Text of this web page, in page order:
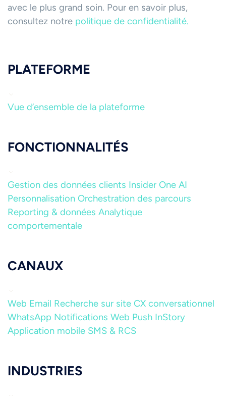
avec le plus grand soin. Pour en savoir plus,
consultez notre politique de confidentialité.
PLATEFORME
Vue d’ensemble de la plateforme
FONCTIONNALITÉS
Gestion des données clients Insider One AI
Personnalisation Orchestration des parcours
Reporting & données Analytique
comportementale
CANAUX
Web Email Recherche sur site CX conversationnel
WhatsApp Notifications Web Push InStory
Application mobile SMS & RCS
INDUSTRIES